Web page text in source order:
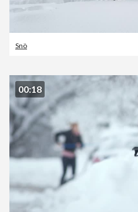
Snö
00:18